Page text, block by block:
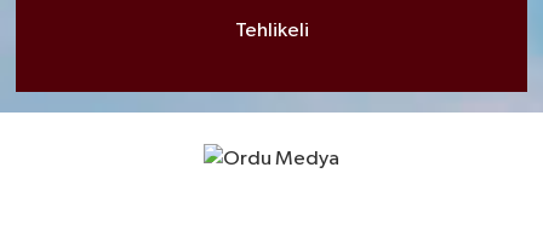
Tehlikeli